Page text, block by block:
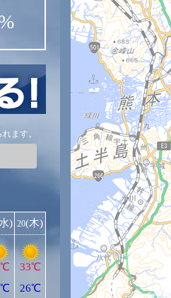
ます。
) 20(木)
33℃
26℃